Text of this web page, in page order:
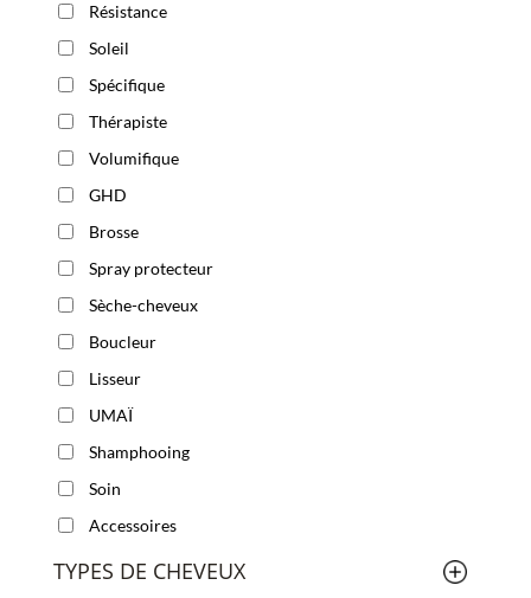
Résistance
Soleil
Spécifique
Thérapiste
Volumifique
GHD
Brosse
Spray protecteur
Sèche-cheveux
Boucleur
Lisseur
UMAÏ
Shamphooing
Soin
Accessoires
TYPES DE CHEVEUX